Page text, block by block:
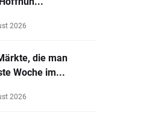
2026
die man
Woche im...
2026